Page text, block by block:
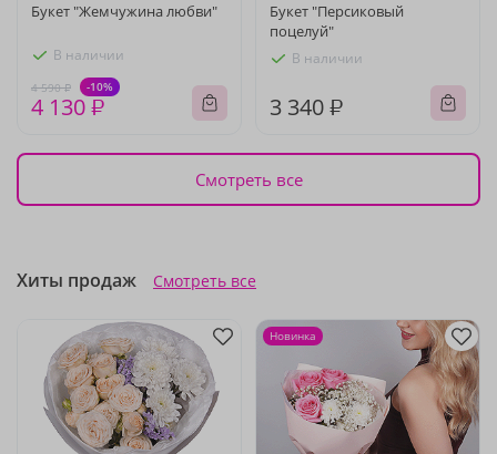
Букет "Жемчужина любви"
В наличии
4 590 ₽ -10%
4 130 ₽
Букет "Персиковый
поцелуй"
В наличии
3 340 ₽
Смотреть все
Хиты продаж Смотреть все
Новинка